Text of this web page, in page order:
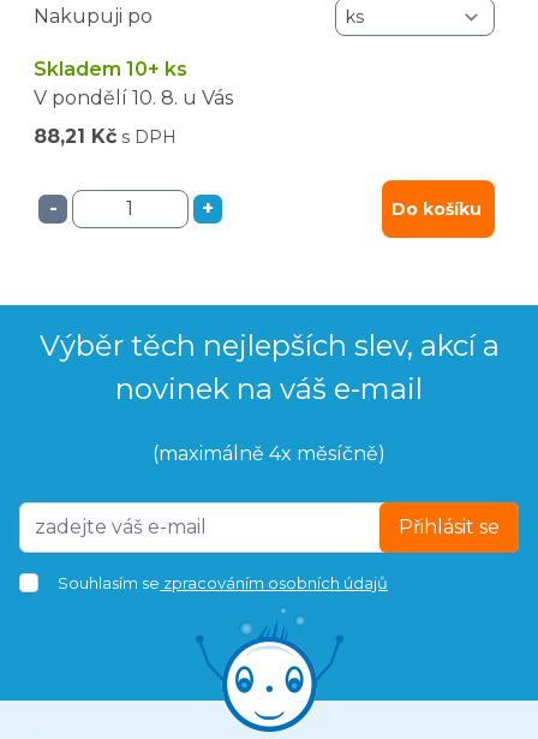
Nakupuji po
Skladem 10+ ks
V pondělí 10. 8. u Vás
88,21 Kč s DPH
- + Do košíku
Výběr těch nejlepších slev, akcí a
novinek na váš e-mail
(maximálně 4x měsíčně)
Přihlásit se
Souhlasím se zpracováním osobních údajů